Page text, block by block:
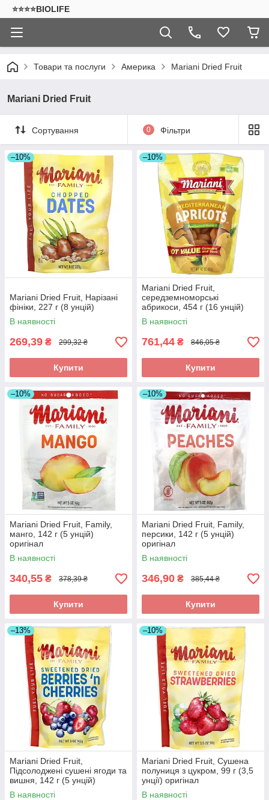
⭐⭐⭐⭐BIOLIFE
Товари та послуги Америка Mariani Dried Fruit
Mariani Dried Fruit
Сортування 0 Фільтри
–10%
Mariani Dried Fruit, Нарізані
фініки, 227 г (8 унцій)
В наявності
269,39 ₴ 299,32 ₴
Купити
–10%
Mariani Dried Fruit,
середземноморські
абрикоси, 454 г (16 унцій)
оригінал
В наявності
761,44 ₴ 846,05 ₴
Купити
–10%
Mariani Dried Fruit, Family,
манго, 142 г (5 унцій)
оригінал
В наявності
340,55 ₴ 378,39 ₴
Купити
–10%
Mariani Dried Fruit, Family,
персики, 142 г (5 унцій)
оригінал
В наявності
346,90 ₴ 385,44 ₴
Купити
–13%
Mariani Dried Fruit,
Підсолоджені сушені ягоди та
вишня, 142 г (5 унцій)
оригінал
В наявності
–10%
Mariani Dried Fruit, Сушена
полуниця з цукром, 99 г (3,5
унції) оригінал
В наявності